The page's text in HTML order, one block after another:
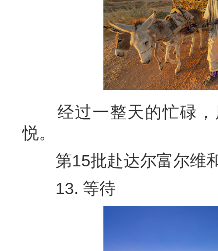
经过一整天的忙碌，
悦。
第15批赴达尔富尔维
13. 等待